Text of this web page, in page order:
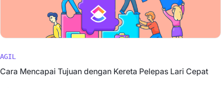
AGIL
Cara Mencapai Tujuan dengan Kereta Pelepas Lari Cepat